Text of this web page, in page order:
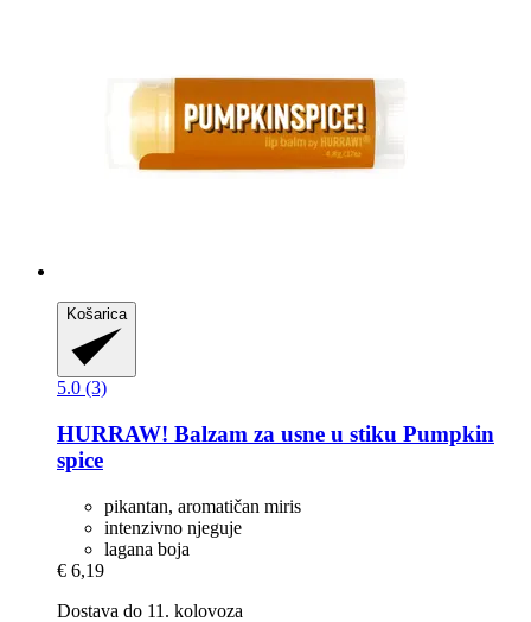
Košarica
5.0 (3)
HURRAW! Balzam za usne u stiku Pumpkin
spice
pikantan, aromatičan miris
intenzivno njeguje
lagana boja
€ 6,19
Dostava do 11. kolovoza